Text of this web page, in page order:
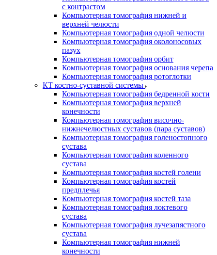
с контрастом
Компьютерная томография нижней и
верхней челюсти
Компьютерная томография одной челюсти
Компьютерная томография околоносовых
пазух
Компьютерная томография орбит
Компьютерная томография основания черепа
Компьютерная томография ротоглотки
КТ костно-суставной системы
Компьютерная томография бедренной кости
Компьютерная томография верхней
конечности
Компьютерная томография височно-
нижнечелюстных суставов (пара суставов)
Компьютерная томография голеностопного
сустава
Компьютерная томография коленного
сустава
Компьютерная томография костей голени
Компьютерная томография костей
предплечья
Компьютерная томография костей таза
Компьютерная томография локтевого
сустава
Компьютерная томография лучезапястного
сустава
Компьютерная томография нижней
конечности